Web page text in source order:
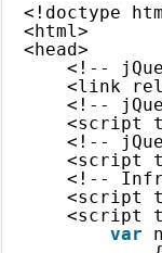
<!doctype
<html>
<head>
<!--
<link
<!--
<script
<!--
<script
<!--
<script
<script
var